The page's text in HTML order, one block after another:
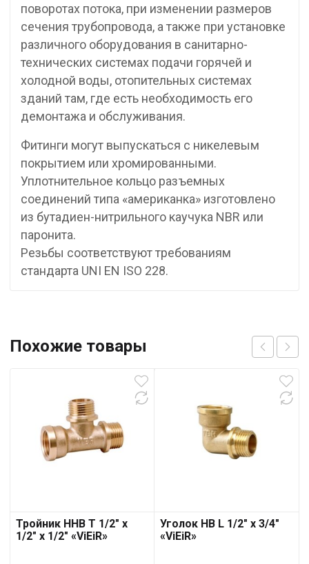
поворотах потока, при изменении размеров
сечения трубопровода, а также при установке
различного оборудования в санитарно-
технических системах подачи горячей и
холодной воды, отопительных системах
зданий там, где есть необходимость его
демонтажа и обслуживания.
Фитинги могут выпускаться с никелевым
покрытием или хромированными.
Уплотнительное кольцо разъемных
соединений типа «американка» изготовлено
из бутадиен-нитрильного каучука NBR или
паронита.
Резьбы соответствуют требованиям
стандарта UNI EN ISO 228.
Похожие товары
Тройник ННВ T 1/2″ х
1/2″ х 1/2″ «ViEiR»
Уголок НВ L 1/2″ х 3/4″
«ViEiR»